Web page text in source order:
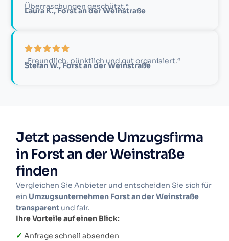
Überraschungen geschützt.“
Laura K., Forst an der Weinstraße
„Freundlich, pünktlich und gut organisiert.“
Stefan W., Forst an der Weinstraße
Jetzt passende Umzugsfirma
in Forst an der Weinstraße
finden
Vergleichen Sie Anbieter und entscheiden Sie sich für
ein Umzugsunternehmen Forst an der Weinstraße
transparent und fair.
Ihre Vorteile auf einen Blick:
✓ Anfrage schnell absenden